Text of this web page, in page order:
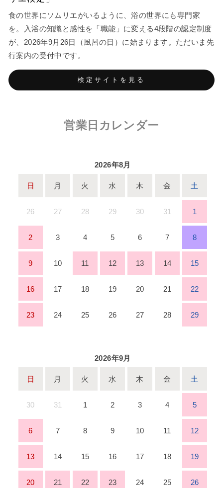
食の世界にソムリエがいるように、浴の世界にも専門家
を。入浴の知識と感性を「職能」に変える4段階の認定制度
が、2026年9月26日（風呂の日）に始まります。ただいま先
行案内の受付中です。
検定サイトを見る
営業日カレンダー
2026年8月
日 月 火 水 木 金 土
26 27 28 29 30 31 1
2 3 4 5 6 7 8
9 10 11 12 13 14 15
16 17 18 19 20 21 22
23 24 25 26 27 28 29
2026年9月
日 月 火 水 木 金 土
30 31 1 2 3 4 5
6 7 8 9 10 11 12
13 14 15 16 17 18 19
20 21 22 23 24 25 26